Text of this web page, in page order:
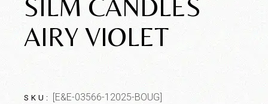
SILM CANDLES
AIRY VIOLET
SKU: [E&E-03566-12025-BOUG]